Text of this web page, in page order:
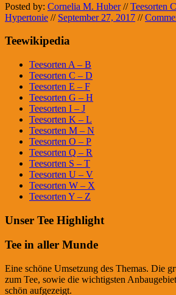
Posted by: Cornelia M. Huber // Teesorten
Hypertonie // September 27, 2017 //
Teewikipedia
Teesorten A – B
Teesorten C – D
Teesorten E – F
Teesorten G – H
Teesorten I – J
Teesorten K – L
Teesorten M – N
Teesorten O – P
Teesorten Q – R
Teesorten S – T
Teesorten U – V
Teesorten W – X
Teesorten Y – Z
Unser Tee Highlight
Tee in aller Munde
Eine schöne Umsetzung des Themas. Die
zum Tee, sowie die wichtigsten
schön aufgezeigt.